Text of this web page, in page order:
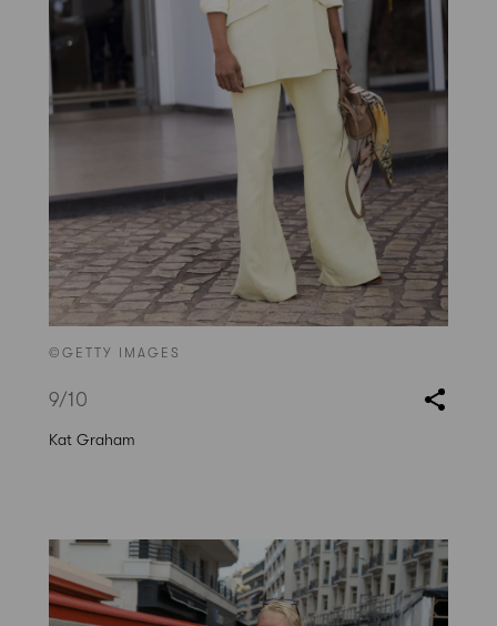
©GETTY IMAGES
9/10
Kat Graham